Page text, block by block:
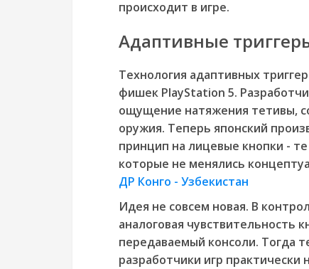
происходит в игре.
Адаптивные
Технология адаптивных
фишек PlayStation 5.
ощущение натяжения тетивы,
оружия. Теперь японский
принцип на лицевые кнопки -
которые не менялись
ДР Конго - Узбекистан
Идея не совсем новая. В
аналоговая чувствительность
передаваемый консоли. Тогда
разработчики игр практически